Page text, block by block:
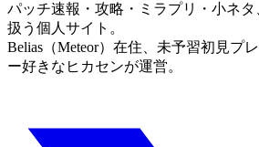
パッチ速報・攻略・ミラプリ・小ネタ
扱う個人サイト。
Belias（Meteor）在住、未予習初見プ
ー好きなヒカセンが運営。